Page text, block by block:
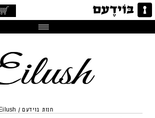
חנות בוידעם /
Eilush